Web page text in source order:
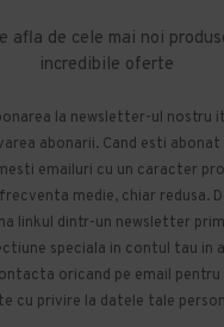
afla de cele mai noi
incredibile oferte
la newsletter-ul nostru
abonarii. Cand esti
emailuri cu un caracter
medie, chiar redusa.
linkul dintr-un newsletter
speciala in contul tau in
oricand pe email
cu privire la datele tale